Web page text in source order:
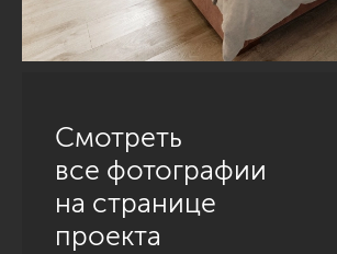
Смотреть
все фотографии
на странице
проекта